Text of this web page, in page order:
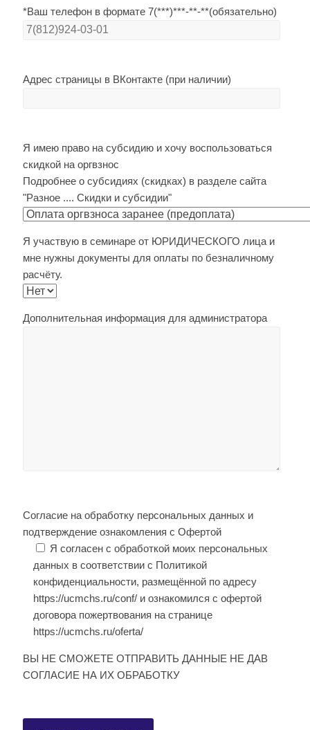
*Ваш телефон в формате 7(***)***-**-**(обязательно)
Адрес страницы в ВКонтакте (при наличии)
Я имею право на субсидию и хочу воспользоваться
скидкой на оргвзнос
Подробнее о субсидиях (скидках) в разделе сайта
"Разное .... Скидки и субсидии"
Я участвую в семинаре от ЮРИДИЧЕСКОГО лица и
мне нужны документы для оплаты по безналичному
расчёту.
Дополнительная информация для администратора
Согласие на обработку персональных данных и
подтверждение ознакомления с Офертой
Я согласен с обработкой моих персональных
данных в соответствии с Политикой
конфиденциальности, размещённой по адресу
https://ucmchs.ru/conf/ и ознакомился с офертой
договора пожертвования на странице
https://ucmchs.ru/oferta/
ВЫ НЕ СМОЖЕТЕ ОТПРАВИТЬ ДАННЫЕ НЕ ДАВ
СОГЛАСИЕ НА ИХ ОБРАБОТКУ